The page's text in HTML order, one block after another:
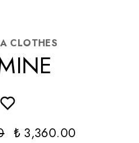
CLOTHES
₺ 3,360.00